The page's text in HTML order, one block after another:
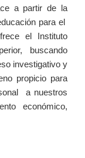
a partir de la
para el
el Instituto
buscando
investigativo y
propicio para
a nuestros
económico,